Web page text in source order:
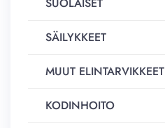
SÄILYKKEET
MUUT ELINTARVIKKEET
KODINHOITO